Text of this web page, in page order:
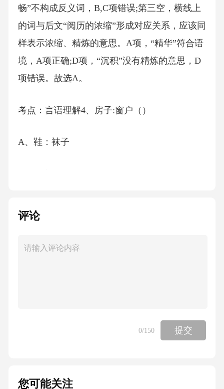
畅”不构成反义词，B,C项错误;第三空，横线上
的词与后文“阅历的浓缩”形成对应关系，应该同
样表示浓缩、精炼的意思。A项，“精华”符合语
境，A项正确;D项，“沉积”没有精炼的意思，D
项错误。故选A。
考点：言语理解4、房子:窗户（）
A、鞋：袜子
考点：类比推理5、下列诗词没有描述生物应激
A、明月别枝惊鹊，清风半夜鸣蝉
评论
0/150 提交
您可能关注